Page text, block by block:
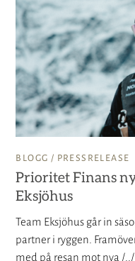
BLOGG / PRESSRELEASE
Prioritet Finans
Eksjöhus
Team Eksjöhus går in
partner i ryggen.
med på resan mot nya /../